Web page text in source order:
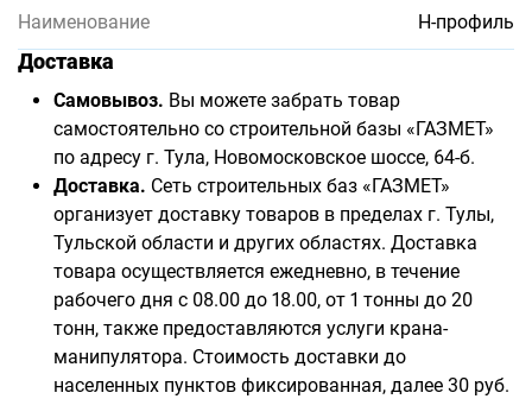
Наименование H-профиль
Доставка
Самовывоз. Вы можете забрать товар
самостоятельно со строительной базы «ГАЗМЕТ»
по адресу г. Тула, Новомосковское шоссе, 64-б.
Доставка. Сеть строительных баз «ГАЗМЕТ»
организует доставку товаров в пределах г. Тулы,
Тульской области и других областях. Доставка
товара осуществляется ежедневно, в течение
рабочего дня с 08.00 до 18.00, от 1 тонны до 20
тонн, также предоставляются услуги крана-
манипулятора. Стоимость доставки до
населенных пунктов фиксированная, далее 30 руб.